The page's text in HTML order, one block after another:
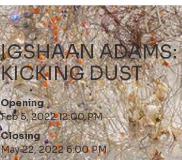
IGSHAAN ADAMS:
KICKING DUST
Opening
Feb 5, 2022 12:00 PM
Closing
May 22, 2022 6:00 PM